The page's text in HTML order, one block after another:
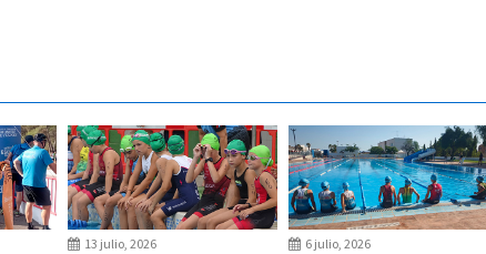
13 julio, 2026 6 julio, 2026